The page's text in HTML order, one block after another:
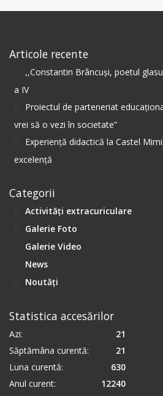
Articole recente
,,Constantin Вrâncuși, poetul
а IV
Proiectul de parteneriat
vrei să o vezi în societate”
Experiență didactică la Castel
excelență
Categorii
Activități extracuriculare
Galerie Foto
Galerie Video
News
Noutăți
Statistica accesărilor
Azi:
21
Săptămâna curentă:
21
Luna curentă:
630
Anul curent:
12240